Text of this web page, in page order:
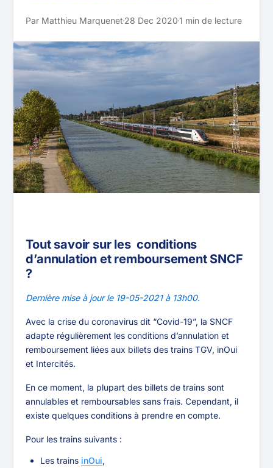
Par Matthieu Marquenet28 Dec 20201 min de lecture
Tout savoir sur les conditions
d’annulation et remboursement SNCF
?
Dernière mise à jour le 19-05-2021 à 13h00.
Avec la crise du coronavirus dit “Covid-19”, la SNCF
adapte régulièrement les conditions d’annulation et
remboursement liées aux billets des trains TGV, inOui
et Intercités.
En ce moment, la plupart des billets de trains sont
annulables et remboursables sans frais. Cependant, il
existe quelques conditions à prendre en compte.
Pour les trains suivants :
Les trainsinOui,